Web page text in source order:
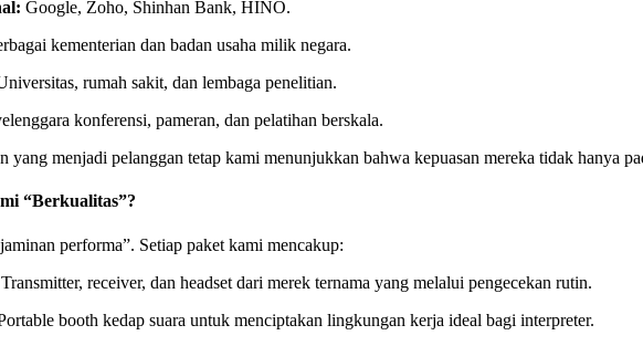
Google, Zoho, Shinhan Bank, HINO.
kementerian dan badan usaha milik negara.
rumah sakit, dan lembaga penelitian.
konferensi, pameran, dan pelatihan berskala.
yang menjadi pelanggan tetap kami menunjukkan bahwa kepuasan mereka tidak hanya
“Berkualitas”?
performa”. Setiap paket kami mencakup:
Transmitter, receiver, dan headset dari merek ternama yang melalui pengecekan rutin.
booth kedap suara untuk menciptakan lingkungan kerja ideal bagi interpreter.